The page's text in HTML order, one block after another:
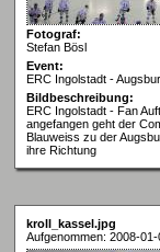
Fotograf:
Stefan Bösl
Event:
ERC Ingolstadt -
Bildbeschreibung:
ERC Ingolstadt - Fan
angefangen geht der
Blauweiss zu der
ihre Richtung
kroll_kassel.jpg
Aufgenommen: 2008-